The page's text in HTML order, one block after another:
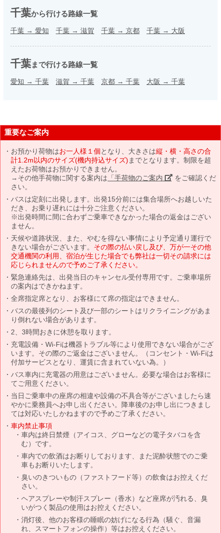
千葉から行ける路線一覧
千葉 → 愛知 千葉 → 滋賀 千葉 → 京都 千葉 → 大阪
千葉まで行ける路線一覧
愛知 → 千葉 滋賀 → 千葉 京都 → 千葉 大阪 → 千葉
重要なご案内
お預かり荷物はお一人様１個となり、大きさは縦・横・高さの合
計1.2m以内のサイズ(機内持込サイズ) までとなります。制限を超
えたお荷物はお預かりできません。
→その他手荷物に関する案内は 「手荷物のご案内」 をご確認くだ
さい。
バスは定刻に出発します。出発15分前には集合場所へお越しいた
だき、お乗り遅れには十分ご注意ください。
※出発時間に間に合わずご乗車できなかった場合の返金はござい
ません。
天候や道路状況、また、やむを得ない事情により予定通り運行で
きない場合がございます。 その際の払い戻し及び、万が一その他
交通機関の利用、宿泊が生じた場合でも弊社は一切その請求には
応じられませんので予めご了承ください。
緊急連絡先は、出発当日のキャンセル受付専用です。ご乗車場所
の案内はできかねます。
全席指定席となり、お客様にて席の指定はできません。
バスの最後列のシート及び一部のシートはリクライニングがあま
り倒れない場合があります。
2、3時間おきに休憩を取ります。
充電設備・Wi-Fiは機器トラブル等により使用できない場合がござ
います。その際のご返金はございません。（コンセント・Wi-Fiは
付加サービスとなり、運賃に含まれていない為。）
バス車内に充電器の用意はございません。必要な場合はお客様に
てご用意ください。
当日ご乗車中の座席の相違や設備の不具合等がございましたら速
やかに乗務員へお申し出ください。降車後のお申し出につきまし
ては対応いたしかねますので予めご了承ください。
車内禁止事項
車内は終日禁煙（アイコス、グローなどの電子タバコを含
む）です。
車内での飲酒はお断りしております、また泥酔状態でのご乗
車もお断りいたします。
臭いのきついもの（ファストフード等）の飲食はお控えくだ
さい。
ヘアスプレーや制汗スプレー（香水）など座席が汚れる、臭
いがつく製品の使用はお控えください。
消灯後、他のお客様の睡眠の妨げになる行為（騒ぐ、音漏
れ、スマートフォンの操作）等はお控えください。